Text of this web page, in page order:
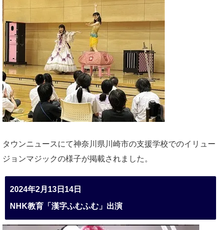
タウンニュースにて神奈川県川崎市の支援学校でのイリュー
ジョンマジックの様子が掲載されました。
2024年2月13日14日
NHK教育「漢字ふむふむ」出演